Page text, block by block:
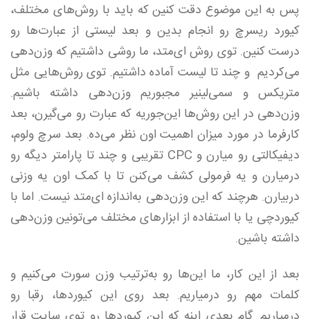
پس به این موضوع دقت کنین که باید با روش‌های مختلف،
کیورد ریسرچ رو انجام بدین و بعد لیستی از عبارت‌ها رو
درست کنین. توی روش ای‌متد، ما روشی داشتیم که وزن‌دهی
می‌کردیم و چند تا لیست آماده داشتیم. توی روش‌هایی مثل
متریکس و سمی‌لینیر مجبوریم وزن‌دهی داشته باشیم.
وزن‌دهی در این روش‌ها این‌جوریه که عبارت رو می‌گیرن، بعد
کارفرما در مورد میزان اهمیت اون نظر می‌ده. بعد سرچ ولوم،
دیفیکالتی رو میارن و CPC تقریبی و چند تا پارامتر دیگه رو
درمیارن و یه فرمولی کشف می‌کنن تا با کمک اون یه وزنی
دربیارن. هرچند که این وزن‌دهی به‌اندازه ای‌متد نیست. اما با
کیوردچی یا با استفاده از ابزارهای مختلف می‌تونین وزن‌دهی
داشته باشین.
بعد از این کار، ما این‌ها رو به‌ترتیب وزن سورت می‌کنیم و
کلمات مهم رو درمیاریم. بعد روی این کیوردها، رقبا رو